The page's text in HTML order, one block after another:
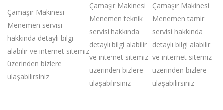
Çamaşır Makinesi
Menemen servisi
hakkında detaylı bilgi
alabilir ve internet sitemiz
üzerinden bizlere
ulaşabilirsiniz
Çamaşır Makinesi
Menemen teknik
servisi hakkında
detaylı bilgi alabilir
ve internet sitemiz
üzerinden bizlere
ulaşabilirsiniz
Çamaşır Makinesi
Menemen tamir
servisi hakkında
detaylı bilgi alabilir
ve internet sitemiz
üzerinden bizlere
ulaşabilirsiniz